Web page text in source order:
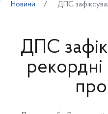
Новини ДПС
ДПС
рекордні